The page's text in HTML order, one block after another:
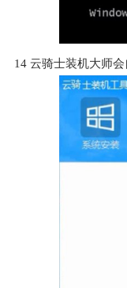
14 云骑士装机大师